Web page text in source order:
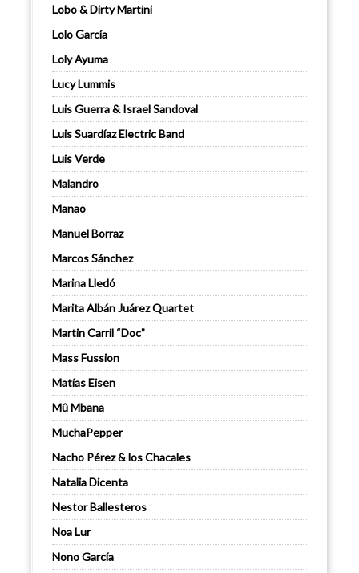
Lobo & Dirty Martini
Lolo García
Loly Ayuma
Lucy Lummis
Luis Guerra & Israel Sandoval
Luis Suardíaz Electric Band
Luis Verde
Malandro
Manao
Manuel Borraz
Marcos Sánchez
Marina Lledó
Marita Albán Juárez Quartet
Martin Carril “Doc”
Mass Fussion
Matías Eisen
Mû Mbana
MuchaPepper
Nacho Pérez & los Chacales
Natalia Dicenta
Nestor Ballesteros
Noa Lur
Nono García